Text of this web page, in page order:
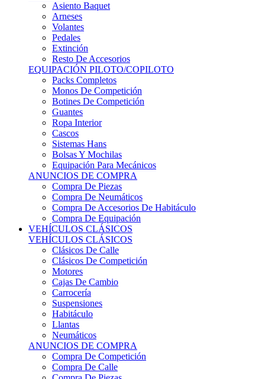
Asiento Baquet
Arneses
Volantes
Pedales
Extinción
Resto De Accesorios
EQUIPACIÓN PILOTO/COPILOTO
Packs Completos
Monos De Competición
Botines De Competición
Guantes
Ropa Interior
Cascos
Sistemas Hans
Bolsas Y Mochilas
Equipación Para Mecánicos
ANUNCIOS DE COMPRA
Compra De Piezas
Compra De Neumáticos
Compra De Accesorios De Habitáculo
Compra De Equipación
VEHÍCULOS CLÁSICOS
VEHÍCULOS CLÁSICOS
Clásicos De Calle
Clásicos De Competición
Motores
Cajas De Cambio
Carrocería
Suspensiones
Habitáculo
Llantas
Neumáticos
ANUNCIOS DE COMPRA
Compra De Competición
Compra De Calle